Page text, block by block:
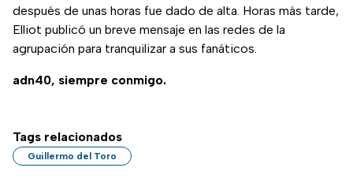
después de unas horas fue dado de alta. Horas más tarde,
Elliot publicó un breve mensaje en las redes de la
agrupación para tranquilizar a sus fanáticos.
adn40, siempre conmigo.
Tags relacionados
Guillermo del Toro